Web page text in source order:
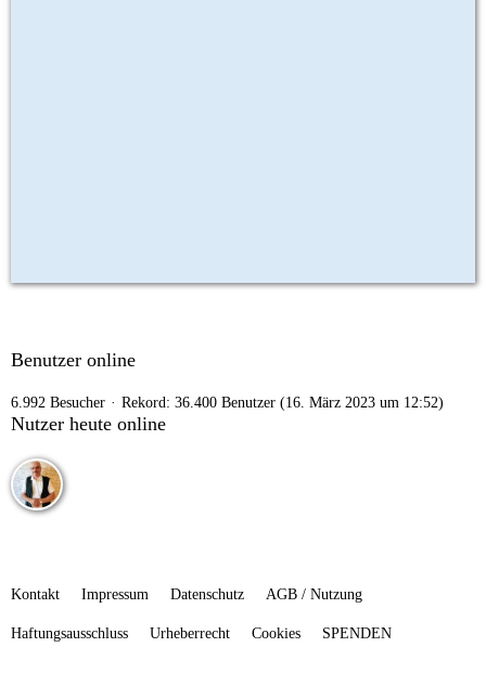
Benutzer online
6.992 Besucher Rekord: 36.400 Benutzer (16. März 2023 um 12:52)
Nutzer heute online
Kontakt Impressum Datenschutz AGB / Nutzung
Haftungsausschluss Urheberrecht Cookies SPENDEN